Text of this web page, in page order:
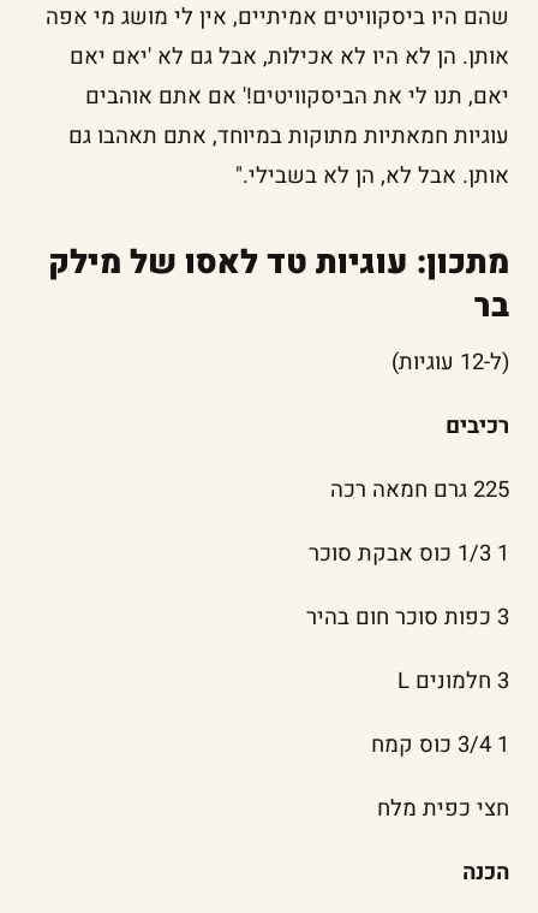
שהם היו ביסקוויטים אמיתיים, אין לי מושג מי אפה
אותן. הן לא היו לא אכילות, אבל גם לא 'יאם יאם
יאם, תנו לי את הביסקוויטים!' אם אתם אוהבים
עוגיות חמאתיות מתוקות במיוחד, אתם תאהבו גם
אותן. אבל לא, הן לא בשבילי."
מתכון: עוגיות טד לאסו של מילק
בר
(ל-12 עוגיות)
רכיבים
225 גרם חמאה רכה
1 1/3 כוס אבקת סוכר
3 כפות סוכר חום בהיר
3 חלמונים L
1 3/4 כוס קמח
חצי כפית מלח
הכנה